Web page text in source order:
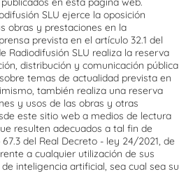
SLU ejerce la oposición
obras y prestaciones en la
prevista en el artículo 32.1 del
Radiodifusión SLU realiza la reserva
distribución y comunicación pública
temas de actualidad prevista en
también realiza una reserva
y usos de las obras y otras
este sitio web a medios de lectura
resulten adecuados a tal fin de
del Real Decreto - ley 24/2021, de
a cualquier utilización de sus
inteligencia artificial, sea cual sea su